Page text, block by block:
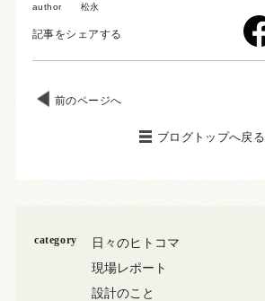
author
松永
記事をシェアする
前のページへ
ブログトップへ戻る
category
日々のヒトコマ
現場レポート
設計のこと